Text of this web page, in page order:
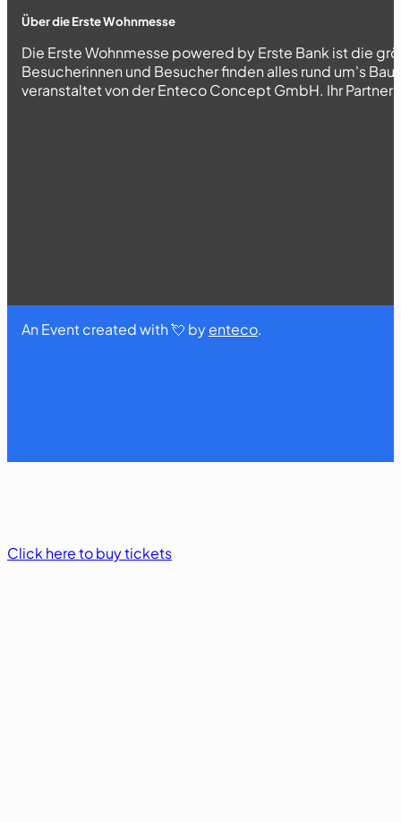
Über die Erste Wohnmesse
Die Erste Wohnmesse powered by Erste Bank ist die
Besucherinnen und Besucher finden alles rund um's
veranstaltet von der Enteco Concept GmbH. Ihr Partner
An Event created with 💘 byenteco.
Click here to buy tickets